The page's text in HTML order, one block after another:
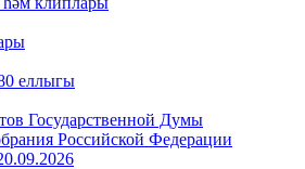
еллыгы
Государственной Думы
Российской Федерации